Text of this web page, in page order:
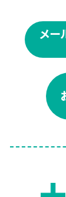
メー